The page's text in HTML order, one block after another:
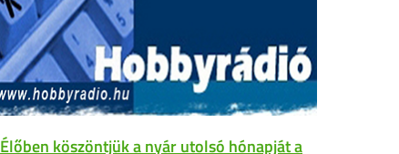
Élőben köszöntjük a nyár utolsó hónapját a